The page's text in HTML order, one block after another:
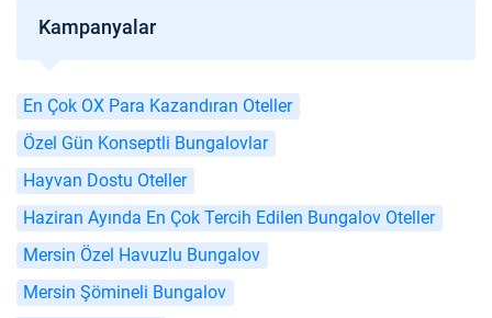
Kampanyalar
En Çok OX Para Kazandıran Oteller
Özel Gün Konseptli Bungalovlar
Hayvan Dostu Oteller
Haziran Ayında En Çok Tercih Edilen Bungalov Oteller
Mersin Özel Havuzlu Bungalov
Mersin Şömineli Bungalov